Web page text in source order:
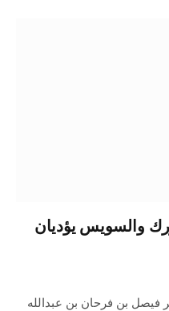
والسويس يؤديان
فيصل بن فرحان بن عبدالله